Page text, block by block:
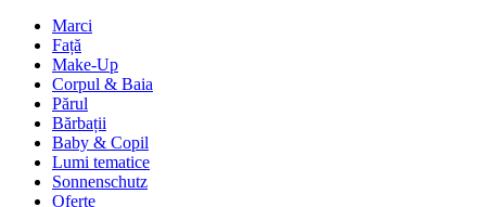
Marci
Față
Make-Up
Corpul & Baia
Părul
Bărbații
Baby & Copil
Lumi tematice
Sonnenschutz
Oferte